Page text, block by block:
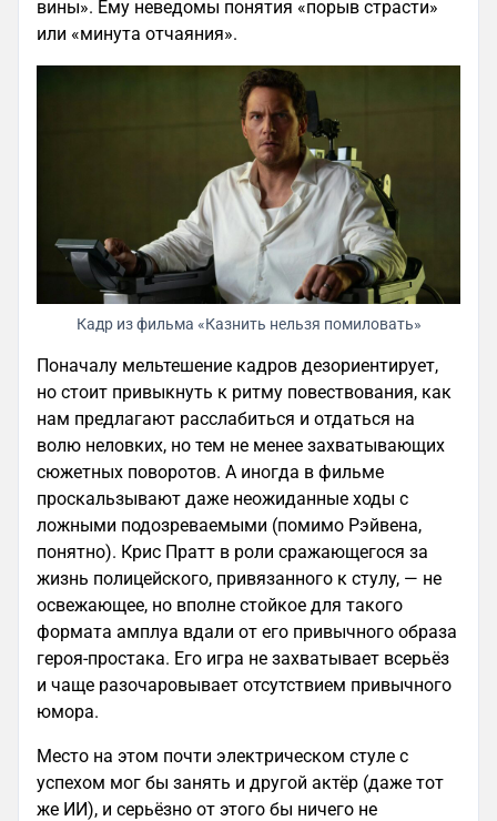
вины». Ему неведомы понятия «порыв страсти»
или «минута отчаяния».
Кадр из фильма «Казнить нельзя помиловать»
Поначалу мельтешение кадров дезориентирует,
но стоит привыкнуть к ритму повествования, как
нам предлагают расслабиться и отдаться на
волю неловких, но тем не менее захватывающих
сюжетных поворотов. А иногда в фильме
проскальзывают даже неожиданные ходы с
ложными подозреваемыми (помимо Рэйвена,
понятно). Крис Пратт в роли сражающегося за
жизнь полицейского, привязанного к стулу, — не
освежающее, но вполне стойкое для такого
формата амплуа вдали от его привычного образа
героя‑простака. Его игра не захватывает всерьёз
и чаще разочаровывает отсутствием привычного
юмора.
Место на этом почти электрическом стуле с
успехом мог бы занять и другой актёр (даже тот
же ИИ), и серьёзно от этого бы ничего не